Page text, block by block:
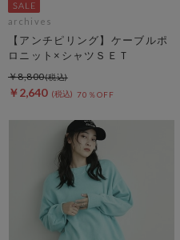
archives
【アンチピリング】ケーブルポ
ロニット×シャツＳＥＴ
￥2,640 70％OFF
￥8,800